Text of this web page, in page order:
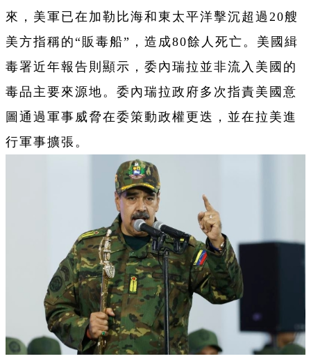
來，美軍已在加勒比海和東太平洋擊沉超過20艘
美方指稱的“販毒船”，造成80餘人死亡。美國緝
毒署近年報告則顯示，委內瑞拉並非流入美國的
毒品主要來源地。委內瑞拉政府多次指責美國意
圖通過軍事威脅在委策動政權更迭，並在拉美進
行軍事擴張。